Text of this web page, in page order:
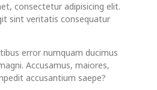
consectetur adipisicing elit.
sint veritatis consequatur
error numquam ducimus
Accusamus, maiores,
accusantium saepe?